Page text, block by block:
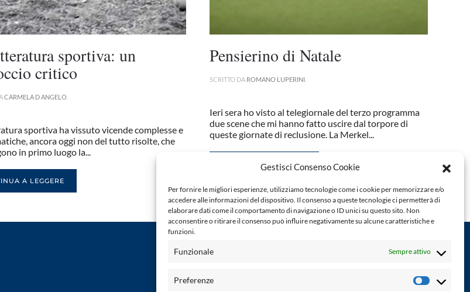
Gestisci Consenso Cookie
Per fornire le migliori esperienze, utilizziamo tecnologie come i cookie per memorizzare e/o
accedere alle informazioni del dispositivo. Il consenso a queste tecnologie ci permetterà di
elaborare dati come il comportamento di navigazione o ID unici su questo sito. Non
acconsentire o ritirare il consenso può influire negativamente su alcune caratteristiche e
funzioni.
Funzionale Sempre attivo
Preferenze
sportiva: un
critico
CARMELA D ANGELO
sportiva ha vissuto vicende complesse e
ancora oggi non del tutto risolte, che
in primo luogo la...
A LEGGERE
Pensierino di Natale
SCRITTO DA ROMANO LUPERINI.
Ieri sera ho visto al telegiornale del terzo programma
due scene che mi hanno fatto uscire dal torpore di
queste giornate di reclusione. La Merkel...
CONTINUA A LEGGERE